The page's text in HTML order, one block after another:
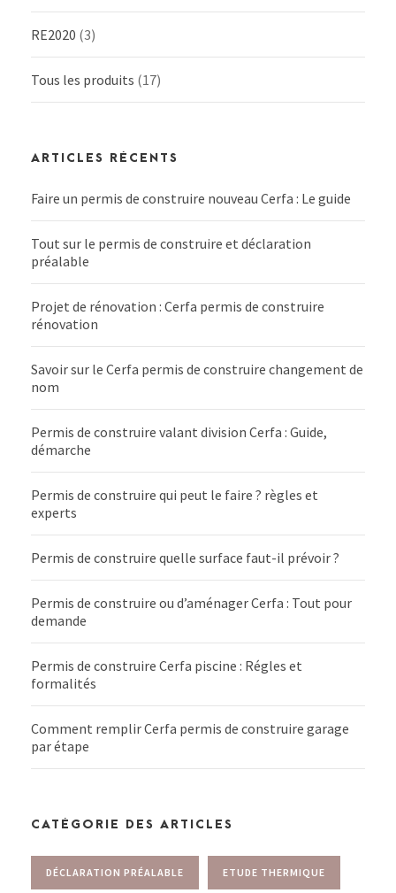
RE2020 (3)
Tous les produits (17)
ARTICLES RÉCENTS
Faire un permis de construire nouveau Cerfa : Le guide
Tout sur le permis de construire et déclaration
préalable
Projet de rénovation : Cerfa permis de construire
rénovation
Savoir sur le Cerfa permis de construire changement de
nom
Permis de construire valant division Cerfa : Guide,
démarche
Permis de construire qui peut le faire ? règles et
experts
Permis de construire quelle surface faut-il prévoir ?
Permis de construire ou d’aménager Cerfa : Tout pour
demande
Permis de construire Cerfa piscine : Régles et
formalités
Comment remplir Cerfa permis de construire garage
par étape
CATÉGORIE DES ARTICLES
DÉCLARATION PRÉALABLE ETUDE THERMIQUE